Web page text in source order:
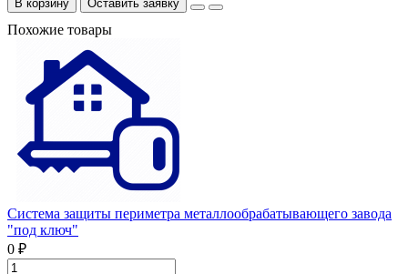
В корзину Оставить заявку
Похожие товары
Система защиты периметра металлообрабатывающего завода
"под ключ"
0 ₽